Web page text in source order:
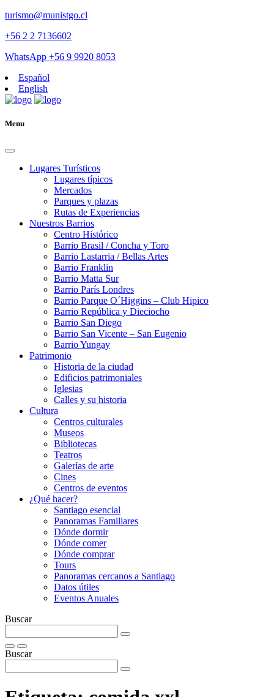
turismo@munistgo.cl
+56 2 2 7136602
WhatsApp +56 9 9920 8053
Español
English
Menu
Lugares Turísticos
Lugares tí­picos
Mercados
Parques y plazas
Rutas de Experiencias
Nuestros Barrios
Centro Histórico
Barrio Brasil / Concha y Toro
Barrio Lastarria / Bellas Artes
Barrio Franklin
Barrio Matta Sur
Barrio Parí­s Londres
Barrio Parque O´Higgins – Club Hipico
Barrio República y Dieciocho
Barrio San Diego
Barrio San Vicente – San Eugenio
Barrio Yungay
Patrimonio
Historia de la ciudad
Edificios patrimoniales
Iglesias
Calles y su historia
Cultura
Centros culturales
Museos
Bibliotecas
Teatros
Galerí­as de arte
Cines
Centros de eventos
¿Qué hacer?
Santiago esencial
Panoramas Familiares
Dónde dormir
Dónde comer
Dónde comprar
Tours
Panoramas cercanos a Santiago
Datos útiles
Eventos Anuales
Buscar
Buscar